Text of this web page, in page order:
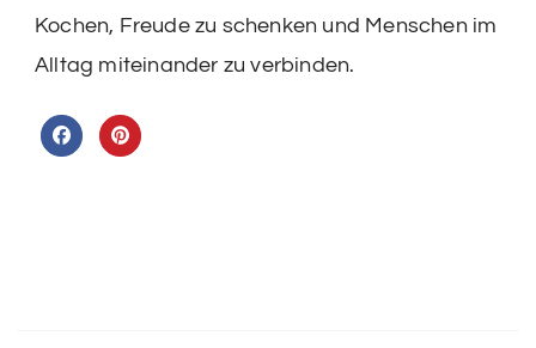
Kochen, Freude zu schenken und Menschen im
Alltag miteinander zu verbinden.